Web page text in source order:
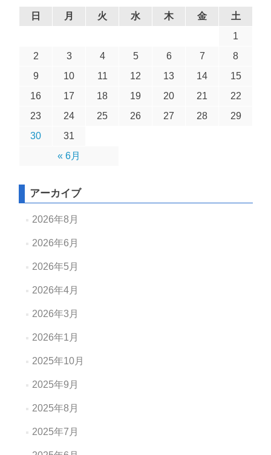
日 月 火 水 木 金 土
« 6月
1
2
3 4 5 6 7
8
9
10 11 12 13 14
15
16
17 18 19 20 21
22
23
24 25 26 27 28
29
30
31
アーカイブ
2026年8月
2026年6月
2026年5月
2026年4月
2026年3月
2026年1月
2025年10月
2025年9月
2025年8月
2025年7月